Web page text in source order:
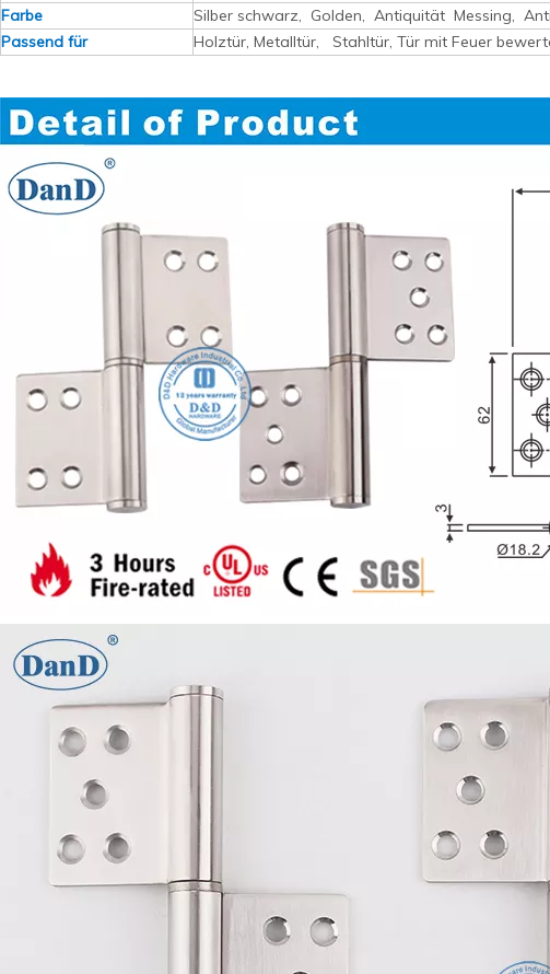
Farbe
Silber schwarz, Golden, Antiquität Messing,
Passend für
Holztür, Metalltür, Stahltür, Tür mit Feuer